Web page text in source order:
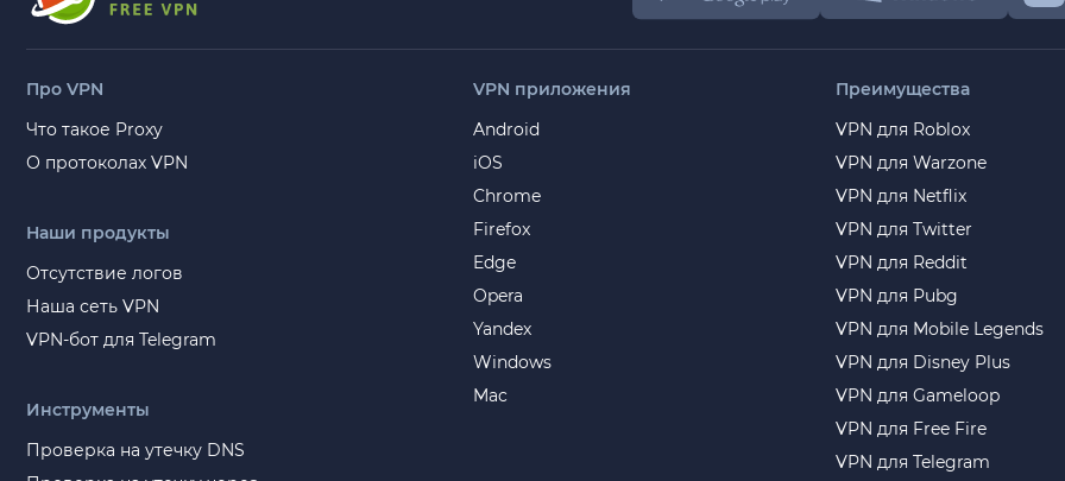
Про VPN
Что такое Proxy
О протоколах VPN
Наши продукты
Отсутствие логов
Наша сеть VPN
VPN-бот для Telegram
VPN приложения
Android
iOS
Chrome
Firefox
Edge
Opera
Yandex
Windows
Mac
Инструменты
Проверка на утечку DNS
Преимущества
VPN для Roblox
VPN для Warzone
VPN для Netflix
VPN для Twitter
VPN для Reddit
VPN для Pubg
VPN для Mobile Legends
VPN для Disney Plus
VPN для Gameloop
VPN для Free Fire
VPN для Telegram